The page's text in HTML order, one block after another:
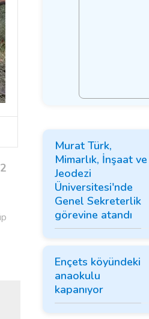
Murat Türk,
Mimarlık, İnşaat ve
Jeodezi
Üniversitesi'nde
Genel Sekreterlik
görevine atandı
Ençets köyündeki
anaokulu
kapanıyor